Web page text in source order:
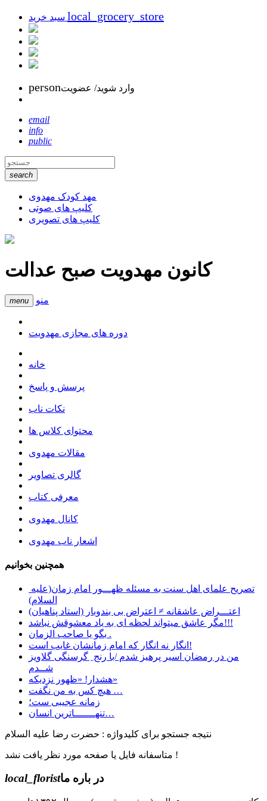
local_grocery_store
personوارد شوید/ عضویت
email
info
public
search
مهد کودک مهدوی
کلیپ های صوتی
کلیپ های تصویری
کانون مهدویت صبح عدالت
menu منو
دوره های مجازی مهدویت
خانه
پرسش و پاسخ
نکات ناب
محتوای کلاس ها
مقالات مهدوی
گالری تصاویر
معرفی کتاب
کانال مهدوی
اشعار ناب مهدوی
همچنین بخوانیم
السلام)
اعتـــراض عاشقانه ≠ اعتراض بی بندوبار (استاد پناهیان)
مگر عاشق میتواند لحظه ای به یاد معشوقش نباشد!!!
بگو یا صاحب الزمان .
انگار نه انگار که امام زمانشان غایب است!
من در رمضان اسیر پرهیز شدم /با رنج ِ گرسنگی گلاویز
شــدم
هشدار! «ظهور نزدیکه»
هیچ کس به من نگفت …
زمانه عجیبی ست؛
تنهـــــــاترین انسان…
نتیجه جستجو برای کلیدواژه : حضرت رضا علیه السلام
متاسفانه فایل یا صفحه مورد نظر یافت نشد !
local_floristدر باره ما